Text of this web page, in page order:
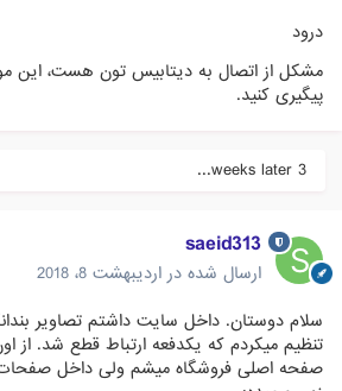
درود
مشکل از اتصال به دیتابیس تون هست، این
پیگیری کنید.
3 weeks later...
saeid313
ارسال شده در اردیبهشت 8، 2018
سلام دوستان. داخل سایت داشتم تصاویر
تنظیم میکردم که یکدفعه ارتباط قطع شد. از
صفحه اصلی فروشگاه میشم ولی داخل